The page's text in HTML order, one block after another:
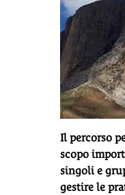
Il percorso
scopo
singoli e
gestire le